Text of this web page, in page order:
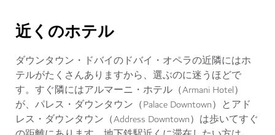
近くのホテル
ダウンタウン・ドバイのドバイ・オペラの近隣にはホ
テルがたくさんありますから、選ぶのに迷うほどで
す。すぐ隣にはアルマーニ・ホテル（Armani Hotel）
が、パレス・ダウンタウン（Palace Downtown）とアド
レス・ダウンタウン（Address Downtown）は歩いてすぐ